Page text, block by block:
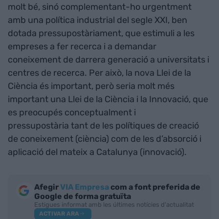
molt bé, sinó complementant-ho urgentment
amb una política industrial del segle XXI, ben
dotada pressupostàriament, que estimuli a les
empreses a fer recerca i a demandar
coneixement de darrera generació a universitats i
centres de recerca. Per això, la nova Llei de la
Ciència és important, però seria molt més
important una Llei de la Ciència i la Innovació, que
es preocupés conceptualment i
pressupostària tant de les polítiques de creació
de coneixement (ciència) com de les d’absorció i
aplicació del mateix a Catalunya (innovació).
AfegirVIA Empresa com a font preferida de
Google de forma gratuïta
Estigues informat amb les últimes notícies d'actualitat
ACTIVAR ARA